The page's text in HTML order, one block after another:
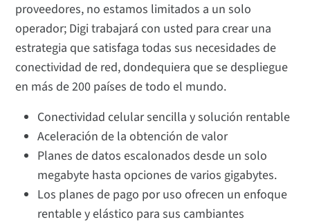
proveedores, no estamos limitados a un solo
operador; Digi trabajará con usted para crear una
estrategia que satisfaga todas sus necesidades de
conectividad de red, dondequiera que se despliegue
en más de 200 países de todo el mundo.
Conectividad celular sencilla y solución rentable
Aceleración de la obtención de valor
Planes de datos escalonados desde un solo
megabyte hasta opciones de varios gigabytes.
Los planes de pago por uso ofrecen un enfoque
rentable y elástico para sus cambiantes